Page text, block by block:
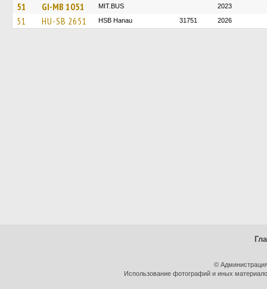
51 GI-MB 1051 MIT.BUS 2023
51 HU-SB 2651 HSB Hanau 31751 2026
©
Использование фотографий и иных